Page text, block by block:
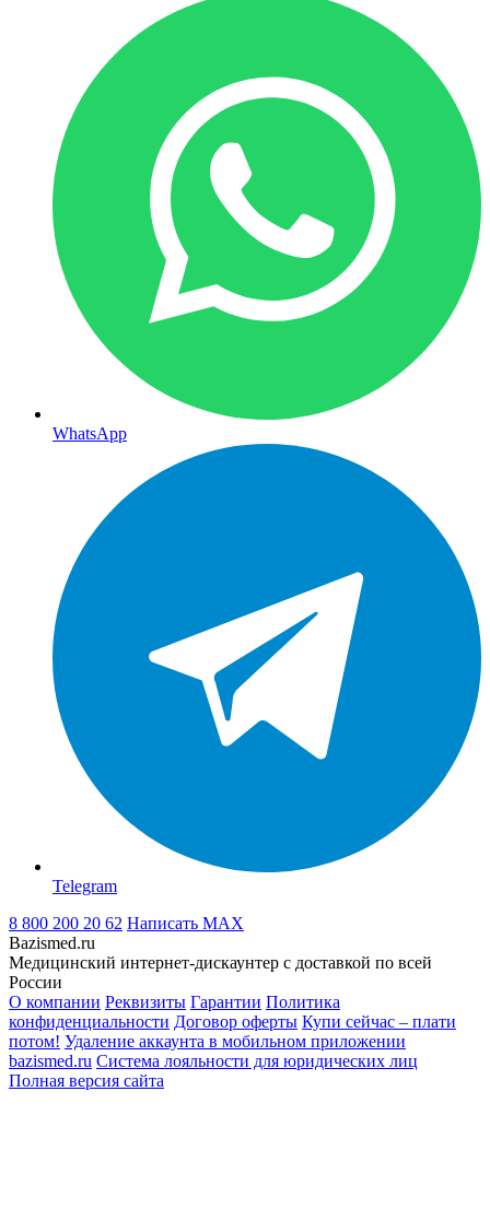
WhatsApp
Telegram
8 800 200 20 62 Написать MAX
Bazismed.ru
Медицинский интернет-дискаунтер с доставкой по всей
России
О компании Реквизиты Гарантии Политика
конфиденциальности Договор оферты Купи сейчас – плати
потом! Удаление аккаунта в мобильном приложении
bazismed.ru Система лояльности для юридических лиц
Полная версия сайта